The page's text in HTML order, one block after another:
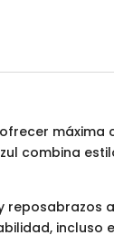
combina
incluso